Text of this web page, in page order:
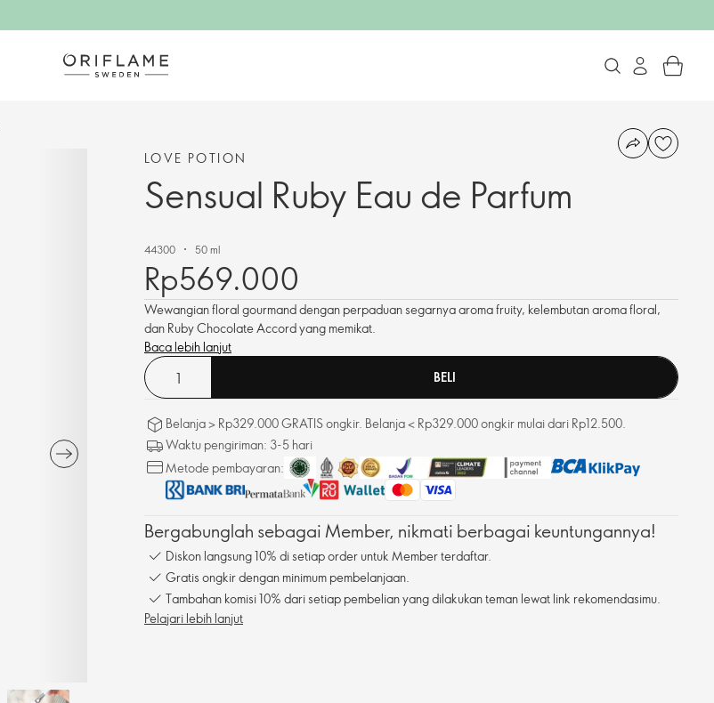
LOVE POTION
Sensual Ruby Eau de Parfum
44300 50 ml
Rp569.000
Wewangian floral gourmand dengan perpaduan segarnya aroma fruity, kelembutan aroma floral,
dan Ruby Chocolate Accord yang memikat.
Baca lebih lanjut
BELI
Belanja > Rp329.000 GRATIS ongkir. Belanja < Rp329.000 ongkir mulai dari Rp12.500.
Waktu pengiriman: 3-5 hari
Metode pembayaran:
Bergabunglah sebagai Member, nikmati berbagai keuntungannya!
Diskon langsung 10% di setiap order untuk Member terdaftar.
Gratis ongkir dengan minimum pembelanjaan.
Tambahan komisi 10% dari setiap pembelian yang dilakukan teman lewat link rekomendasimu.
Pelajari lebih lanjut